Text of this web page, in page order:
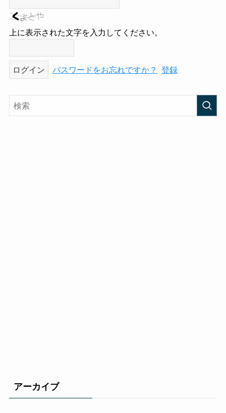
上に表示された文字を入力してください。
パスワードをお忘れですか？ 登録
アーカイブ